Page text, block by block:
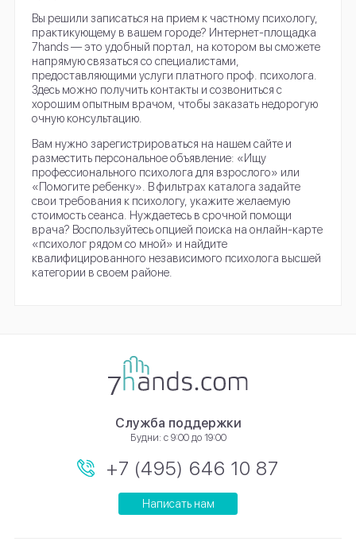
Вы решили записаться на прием к частному психологу,
практикующему в вашем городе? Интернет-площадка
7hands — это удобный портал, на котором вы сможете
напрямую связаться со специалистами,
предоставляющими услуги платного проф. психолога.
Здесь можно получить контакты и созвониться с
хорошим опытным врачом, чтобы заказать недорогую
очную консультацию.
Вам нужно зарегистрироваться на нашем сайте и
разместить персональное объявление: «Ищу
профессионального психолога для взрослого» или
«Помогите ребенку». В фильтрах каталога задайте
свои требования к психологу, укажите желаемую
стоимость сеанса. Нуждаетесь в срочной помощи
врача? Воспользуйтесь опцией поиска на онлайн-карте
«психолог рядом со мной» и найдите
квалифицированного независимого психолога высшей
категории в своем районе.
Служба поддержки
Будни: с 9:00 до 19:00
+7 (495) 646 10 87
Написать нам